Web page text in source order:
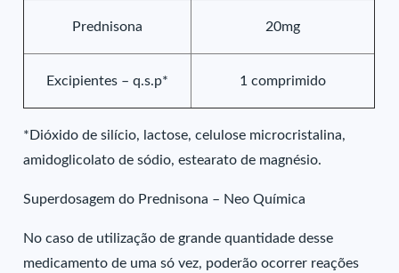
Prednisona 20mg
Excipientes – q.s.p* 1 comprimido
*Dióxido de silício, lactose, celulose microcristalina,
amidoglicolato de sódio, estearato de magnésio.
Superdosagem do Prednisona – Neo Química
No caso de utilização de grande quantidade desse
medicamento de uma só vez, poderão ocorrer reações